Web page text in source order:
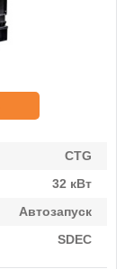
CTG
32 кВт
Автозапуск
SDEC